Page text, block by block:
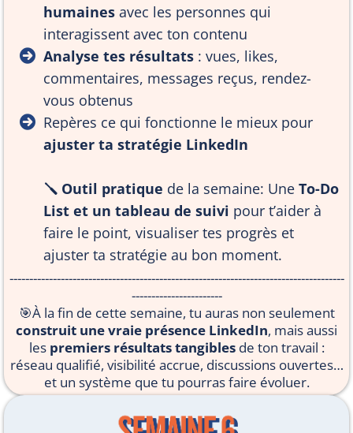
humaines avec les personnes qui
interagissent avec ton contenu
Analyse tes résultats : vues, likes,
commentaires, messages reçus, rendez-
vous obtenus
Repères ce qui fonctionne le mieux pour
ajuster ta stratégie LinkedIn
🪛 Outil pratique de la semaine: Une To-Do
List et un tableau de suivi pour t’aider à
faire le point, visualiser tes progrès et
ajuster ta stratégie au bon moment.
-------------------------------------------------------------------------------------
-----------------------
🎯À la fin de cette semaine, tu auras non seulement
construit une vraie présence LinkedIn, mais aussi
les premiers résultats tangiblesde ton travail :
réseau qualifié, visibilité accrue, discussions ouvertes…
et un système que tu pourras faire évoluer.